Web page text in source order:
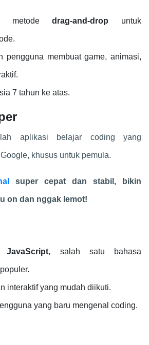
metodedrag-and-drop untuk
pengguna membuat game, animasi,
7 tahun ke atas.
aplikasi belajar coding yang
khusus untuk pemula.
super cepat dan stabil, bikin
on dan nggak lemot!
JavaScript, salah satu bahasa
interaktif yang mudah diikuti.
yang baru mengenal coding.